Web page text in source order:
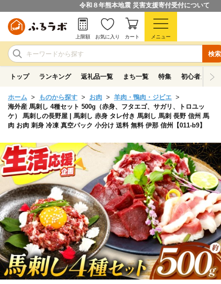
令和８年熊本地震 災害支援寄付受付について
検索
上限額 お気に入り カート メニュー
トップ ランキング 返礼品一覧 まち一覧 特集 初心者ガイド
ホーム ものから探す お肉
羊肉・鴨肉・ジビエ
海外産 馬刺し 4種セット 500g（赤身、フタエゴ、サガリ、トロユッ
ケ） 馬刺しの長野屋 | 馬刺し 赤身 タレ付き 馬刺し 馬刺 長野 信州 馬
肉 お肉 刺身 冷凍 真空パック 小分け 送料 無料 伊那 信州【011-b9】